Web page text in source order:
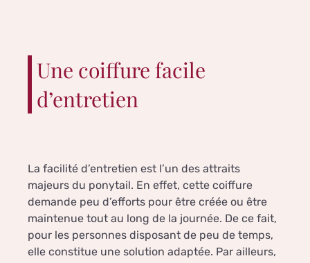
Une coiffure facile
d’entretien
La facilité d’entretien est l’un des attraits
majeurs du ponytail. En effet, cette coiffure
demande peu d’efforts pour être créée ou être
maintenue tout au long de la journée. De ce fait,
pour les personnes disposant de peu de temps,
elle constitue une solution adaptée. Par ailleurs,